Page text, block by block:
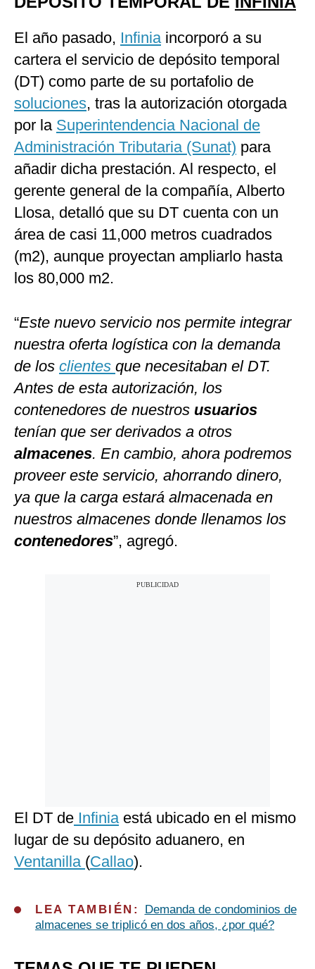
El año pasado, Infiniaincorporó a su
cartera el servicio de depósito temporal
(DT) como parte de su portafolio de
soluciones, tras la autorización otorgada
por la Superintendencia Nacional de
Administración Tributaria (Sunat) para
añadir dicha prestación. Al respecto, el
gerente general de la compañía, Alberto
Llosa, detalló que su DT cuenta con un
área de casi 11,000 metros cuadrados
(m2), aunque proyectan ampliarlo hasta
los 80,000 m2.
“Este nuevo servicio nos permite integrar
nuestra oferta logística con la demanda
de los clientes que necesitaban el DT.
Antes de esta autorización, los
contenedores de nuestros usuarios
tenían que ser derivados a otros
almacenes. En cambio, ahora podremos
proveer este servicio, ahorrando dinero,
ya que la carga estará almacenada en
nuestros almacenes donde llenamos los
contenedores”, agregó.
El DT de Infiniaestá ubicado en el mismo
lugar de su depósito aduanero, en
Ventanilla (Callao).
LEA TAMBIÉN:
Demanda de condominios de
almacenes se triplicó en dos años, ¿por qué?